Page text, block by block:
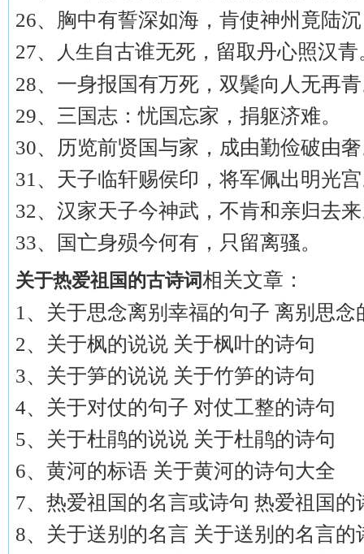
26、胸中有誓深如海，肯使神州竟陆
27、
人生自古谁无死，留取丹心照汉青
28、一身报国有万死，双鬓向人无再
29、三国志：忧国忘家，捐躯济难。
30、历览前贤国与家，成由勤俭破由
31、天子临轩赐侯印，将军佩出明光
32、汉家天子今神武，不肯和亲归去
33、国亡身殒今何有，只留离骚。
关于热爱祖国的古诗词相关文章：
1、关于思念离别幸福的句子 离别思念
2、关于枫的说说 关于枫叶的诗句
3、关于笋的说说 关于竹笋的诗句
4、关于对仗的句子 对仗工整的诗句
5、关于杜鹃的说说 关于杜鹃的诗句
6、黄河的标语 关于黄河的诗句大全
7、热爱祖国的名言或诗句 热爱祖国的
8、关于送别的名言 关于送别的名言的